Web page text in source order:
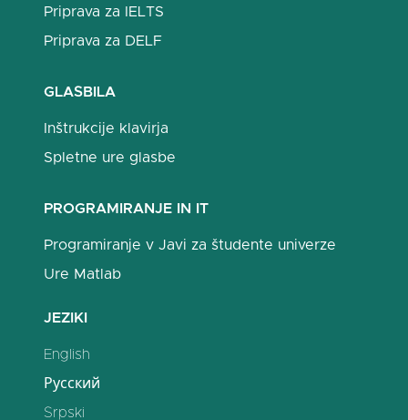
Priprava za IELTS
Priprava za DELF
GLASBILA
Inštrukcije klavirja
Spletne ure glasbe
PROGRAMIRANJE IN IT
Programiranje v Javi za študente univerze
Ure Matlab
JEZIKI
English
Русский
Srpski